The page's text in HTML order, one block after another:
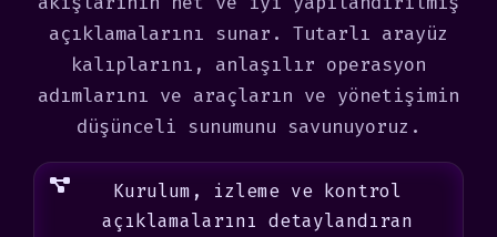
açıklamalarını sunar. Tutarlı arayüz
kalıplarını, anlaşılır operasyon
adımlarını ve araçların ve yönetişimin
düşünceli sunumunu savunuyoruz.
Kurulum, izleme ve kontrol
açıklamalarını detaylandıran